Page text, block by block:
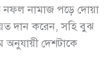
নামাজ পড়ে দোয়া
দান করেন, সহি বুঝ
দেশটাকে